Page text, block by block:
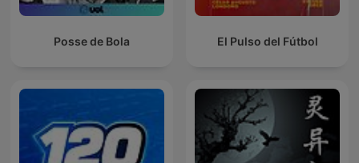
Posse de Bola El Pulso del Fútbol